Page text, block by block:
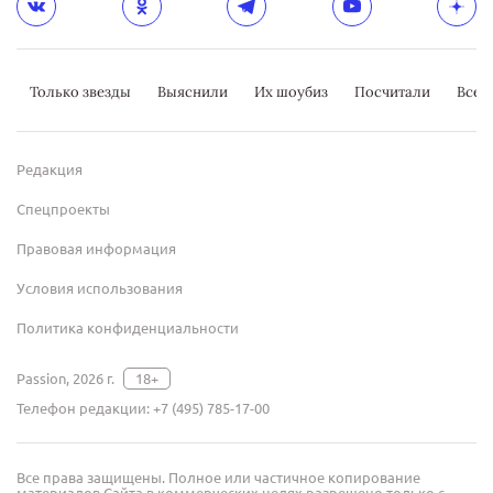
Только звезды Выяснили Их шоубиз Посчитали
Редакция
Спецпроекты
Правовая информация
Условия использования
Политика конфиденциальности
Passion, 2026 г.
18+
Телефон редакции:+7 (495) 785-17-00
Все права защищены. Полное или частичное копирование